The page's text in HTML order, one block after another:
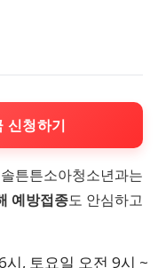
신청하기
튼튼소아청소년과는
예방접종도 안심하고
시, 토요일 오전 9시 ~